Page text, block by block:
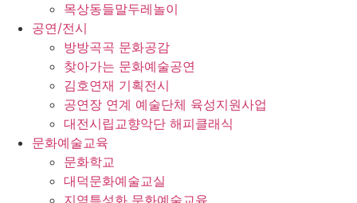
목상동들말두레놀이
공연/전시
방방곡곡 문화공감
찾아가는 문화예술공연
김호연재 기획전시
공연장 연계 예술단체 육성지원사업
대전시립교향악단 해피클래식
문화예술교육
문화학교
대덕문화예술교실
지역특성화 문화예술교육